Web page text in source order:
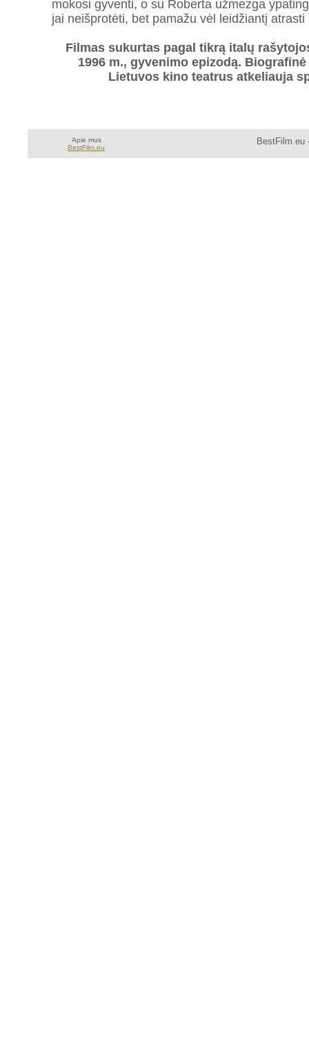
mokosi gyventi, o su Roberta užmezga
jai neišprotėti, bet pamažu vėl leidžiantį
Filmas sukurtas pagal tikrą italų
1996 m., gyvenimo epizodą.
Lietuvos kino teatrus atkeliauja
Apie mus
BestFilm.eu